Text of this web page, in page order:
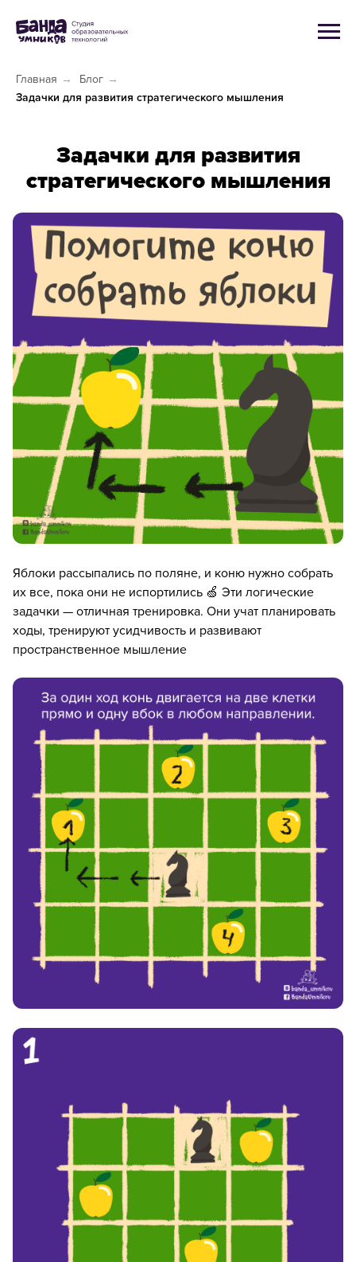
Главная → Блог →
Задачки для развития стратегического мышления
Задачки для развития
стратегического мышления
Яблоки рассыпались по поляне, и коню нужно собрать
их все, пока они не испортились 🍏 Эти логические
задачки — отличная тренировка. Они учат планировать
ходы, тренируют усидчивость и развивают
пространственное мышление